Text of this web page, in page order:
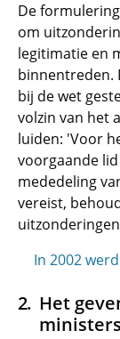
De
om
legitimatie en
binnentreden.
bij de wet
volzin van het
luiden: 'Voor
voorgaande
mededeling
vereist,
In 2002
Het